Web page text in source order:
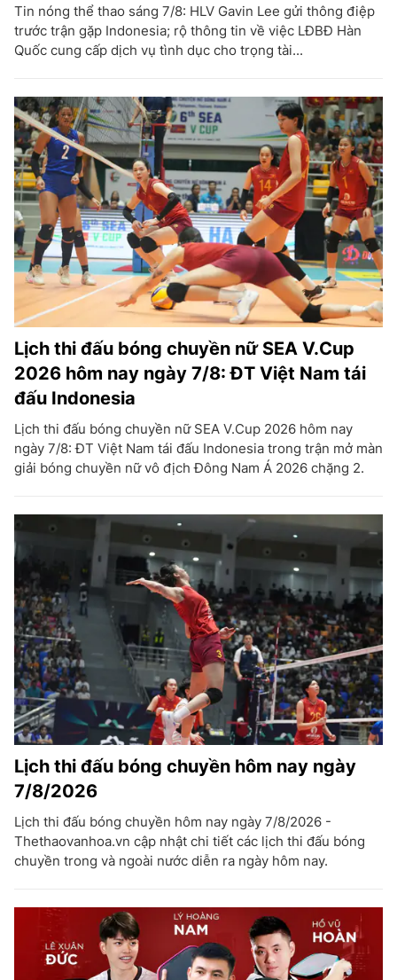
Tin nóng thể thao sáng 7/8: HLV Gavin Lee gửi thông điệp
trước trận gặp Indonesia; rộ thông tin về việc LĐBĐ Hàn
Quốc cung cấp dịch vụ tình dục cho trọng tài...
Lịch thi đấu bóng chuyền nữ SEA V.Cup
2026 hôm nay ngày 7/8: ĐT Việt Nam tái
đấu Indonesia
Lịch thi đấu bóng chuyền nữ SEA V.Cup 2026 hôm nay
ngày 7/8: ĐT Việt Nam tái đấu Indonesia trong trận mở màn
giải bóng chuyền nữ vô địch Đông Nam Á 2026 chặng 2.
Lịch thi đấu bóng chuyền hôm nay ngày
7/8/2026
Lịch thi đấu bóng chuyền hôm nay ngày 7/8/2026 -
Thethaovanhoa.vn cập nhật chi tiết các lịch thi đấu bóng
chuyền trong và ngoài nước diễn ra ngày hôm nay.